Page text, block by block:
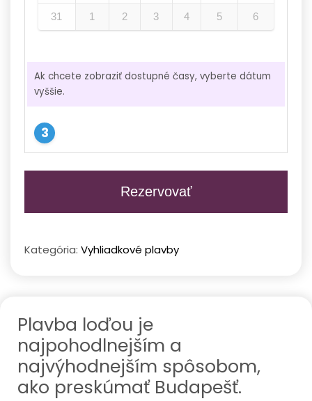
31 1 2 3 4 5 6
Ak chcete zobraziť dostupné časy, vyberte dátum
vyššie.
Rezervovať
Kategória: Vyhliadkové plavby
Plavba loďou je
najpohodlnejším a
najvýhodnejším spôsobom,
ako preskúmať Budapešť.